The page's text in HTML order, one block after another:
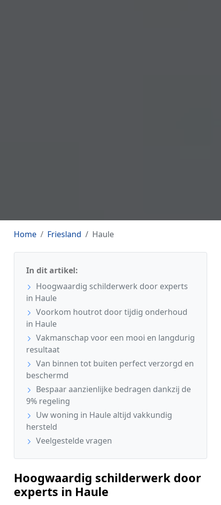
Home Friesland Haule
In dit artikel:
Hoogwaardig schilderwerk door experts
in Haule
Voorkom houtrot door tijdig onderhoud
in Haule
Vakmanschap voor een mooi en langdurig
resultaat
Van binnen tot buiten perfect verzorgd en
beschermd
Bespaar aanzienlijke bedragen dankzij de
9% regeling
Uw woning in Haule altijd vakkundig
hersteld
Veelgestelde vragen
Hoogwaardig schilderwerk door
experts in Haule